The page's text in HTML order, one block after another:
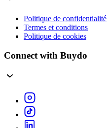
Politique de confidentialité
Termes et conditions
Politique de cookies
Connect with Buydo